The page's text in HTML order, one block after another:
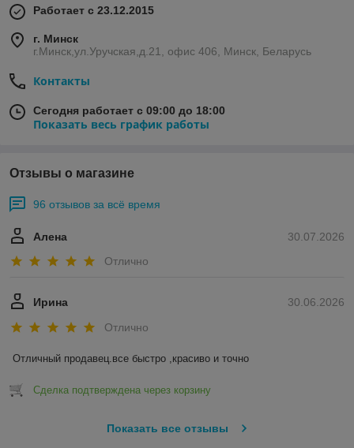
Работает с 23.12.2015
г. Минск
г.Минск,ул.Уручская,д.21, офис 406, Минск, Беларусь
Контакты
Сегодня работает с 09:00 до 18:00
Показать весь график работы
Отзывы о магазине
96 отзывов за всё время
30.07.2026
Алена
Отлично
30.06.2026
Ирина
Отлично
Отличный продавец.все быстро ,красиво и точно
Сделка подтверждена через корзину
Показать все отзывы